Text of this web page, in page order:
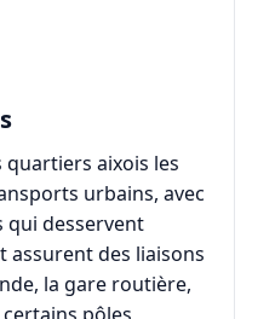
quartiers aixois les
urbains, avec
qui desservent
assurent des liaisons
la gare routière,